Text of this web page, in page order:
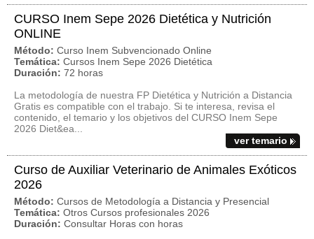
CURSO Inem Sepe 2026 Dietética y Nutrición
ONLINE
Método: Curso Inem Subvencionado Online
Temática: Cursos Inem Sepe 2026 Dietética
Duración: 72 horas
La metodología de nuestra FP Dietética y Nutrición a Distancia
Gratis es compatible con el trabajo. Si te interesa, revisa el
contenido, el temario y los objetivos del CURSO Inem Sepe
2026 Diet&ea...
ver temario
Curso de Auxiliar Veterinario de Animales Exóticos
2026
Método: Cursos de Metodología a Distancia y Presencial
Temática: Otros Cursos profesionales 2026
Duración: Consultar Horas con horas